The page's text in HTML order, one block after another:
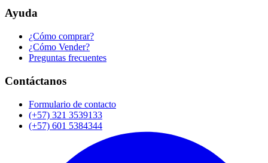
Ayuda
¿Cómo comprar?
¿Cómo Vender?
Preguntas frecuentes
Contáctanos
Formulario de contacto
(+57) 321 3539133
(+57) 601 5384344